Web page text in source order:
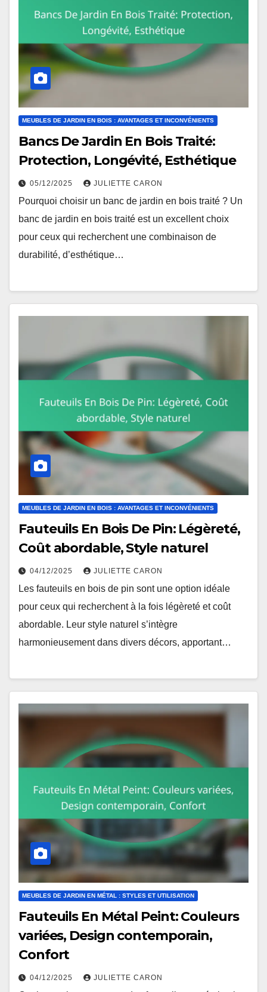
MEUBLES DE JARDIN EN BOIS : AVANTAGES ET INCONVÉNIENTS
Bancs De Jardin En Bois Traité:
Protection, Longévité, Esthétique
05/12/2025 JULIETTE CARON
Pourquoi choisir un banc de jardin en bois traité ? Un
banc de jardin en bois traité est un excellent choix
pour ceux qui recherchent une combinaison de
durabilité, d’esthétique…
MEUBLES DE JARDIN EN BOIS : AVANTAGES ET INCONVÉNIENTS
Fauteuils En Bois De Pin: Légèreté,
Coût abordable, Style naturel
04/12/2025 JULIETTE CARON
Les fauteuils en bois de pin sont une option idéale
pour ceux qui recherchent à la fois légèreté et coût
abordable. Leur style naturel s’intègre
harmonieusement dans divers décors, apportant…
MEUBLES DE JARDIN EN MÉTAL : STYLES ET UTILISATION
Fauteuils En Métal Peint: Couleurs
variées, Design contemporain,
Confort
04/12/2025 JULIETTE CARON